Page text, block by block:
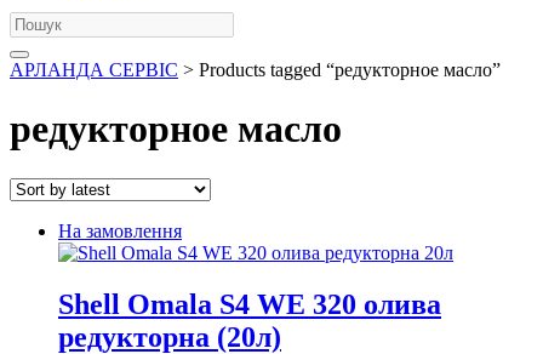
АРЛАНДА СЕРВІС > Products tagged “редукторное масло”
редукторное масло
На замовлення
Shell Omala S4 WE 320 олива
редукторна (20л)